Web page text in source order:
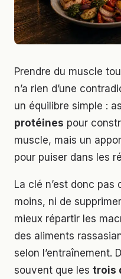
Prendre du muscle
n’a rien d’une
un équilibre simple :
protéines pour
muscle, mais un
pour puiser dans les
La clé n’est donc pas
moins, ni de
mieux répartir les
des aliments
selon l’entraînement.
souvent que les trois